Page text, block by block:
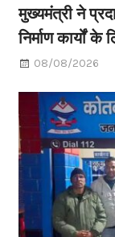
मुख्यमंत्री ने
निर्माण कार्यों
08/08/2026